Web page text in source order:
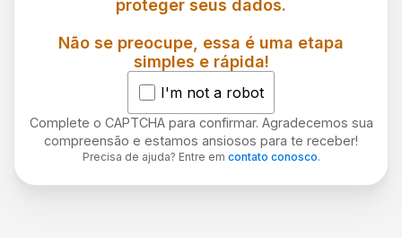
proteger seus dados.
Não se preocupe, essa é uma etapa
simples e rápida!
I'm not a robot
Complete o CAPTCHA para confirmar. Agradecemos sua
compreensão e estamos ansiosos para te receber!
Precisa de ajuda? Entre em contato conosco.